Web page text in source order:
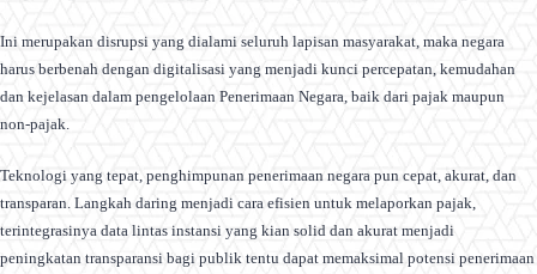
Ini merupakan disrupsi yang dialami seluruh lapisan masyarakat, maka negara
harus berbenah dengan digitalisasi yang menjadi kunci percepatan, kemudahan
dan kejelasan dalam pengelolaan Penerimaan Negara, baik dari pajak maupun
non-pajak.
Teknologi yang tepat, penghimpunan penerimaan negara pun cepat, akurat, dan
transparan. Langkah daring menjadi cara efisien untuk melaporkan pajak,
terintegrasinya data lintas instansi yang kian solid dan akurat menjadi
peningkatan transparansi bagi publik tentu dapat memaksimal potensi penerimaan